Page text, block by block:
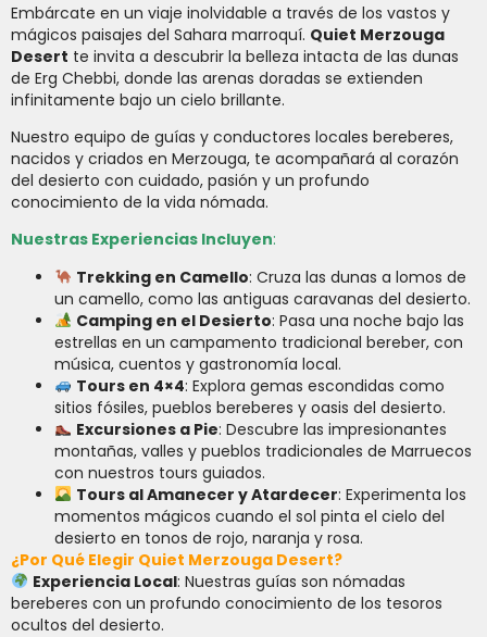
Embárcate en un viaje inolvidable a través de los vastos y
mágicos paisajes del Sahara marroquí. Quiet Merzouga
Desert te invita a descubrir la belleza intacta de las dunas
de Erg Chebbi, donde las arenas doradas se extienden
infinitamente bajo un cielo brillante.
Nuestro equipo de guías y conductores locales bereberes,
nacidos y criados en Merzouga, te acompañará al corazón
del desierto con cuidado, pasión y un profundo
conocimiento de la vida nómada.
Nuestras Experiencias Incluyen:
Trekking en Camello: Cruza las dunas a lomos de
un camello, como las antiguas caravanas del desierto.
Camping en el Desierto: Pasa una noche bajo las
estrellas en un campamento tradicional bereber, con
música, cuentos y gastronomía local.
Tours en 4×4: Explora gemas escondidas como
sitios fósiles, pueblos bereberes y oasis del desierto.
Excursiones a Pie: Descubre las impresionantes
montañas, valles y pueblos tradicionales de Marruecos
con nuestros tours guiados.
Tours al Amanecer y Atardecer: Experimenta los
momentos mágicos cuando el sol pinta el cielo del
desierto en tonos de rojo, naranja y rosa.
¿Por Qué Elegir Quiet Merzouga Desert?
Experiencia Local: Nuestras guías son nómadas
bereberes con un profundo conocimiento de los tesoros
ocultos del desierto.